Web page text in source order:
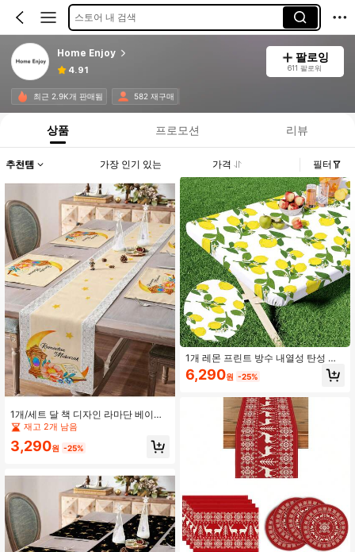
스토어 내 검색
Home Enjoy
4.91
팔로잉
611 팔로워
최근 2.9K개 판매됨 582 재구매
상품 프로모션 리뷰
추천템 가장 인기 있는 가격 필터
1개/세트 달 책 디자인 라마단 베이지
린넨 테이블 러너, 테이블 러너 & 플레
식, 라마단 가족 모임 장식, 라마단 홈
재고 2개 남음
3,290원 -25%
1개 레몬 프린트 방수 내열성 탄성 가
장자리 테이블 커버, 미끄럼 방지, 야
외 낙하 방지 식탁보, 76*122cm/76*1
름 홈 데코, 여름 야외 피크닉 장식
6,290원 -25%